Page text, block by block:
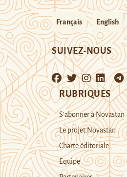
Français English
SUIVEZ-NOUS
RUBRIQUES
S’abonner à Novastan
Le projet Novastan
Charte éditoriale
Equipe